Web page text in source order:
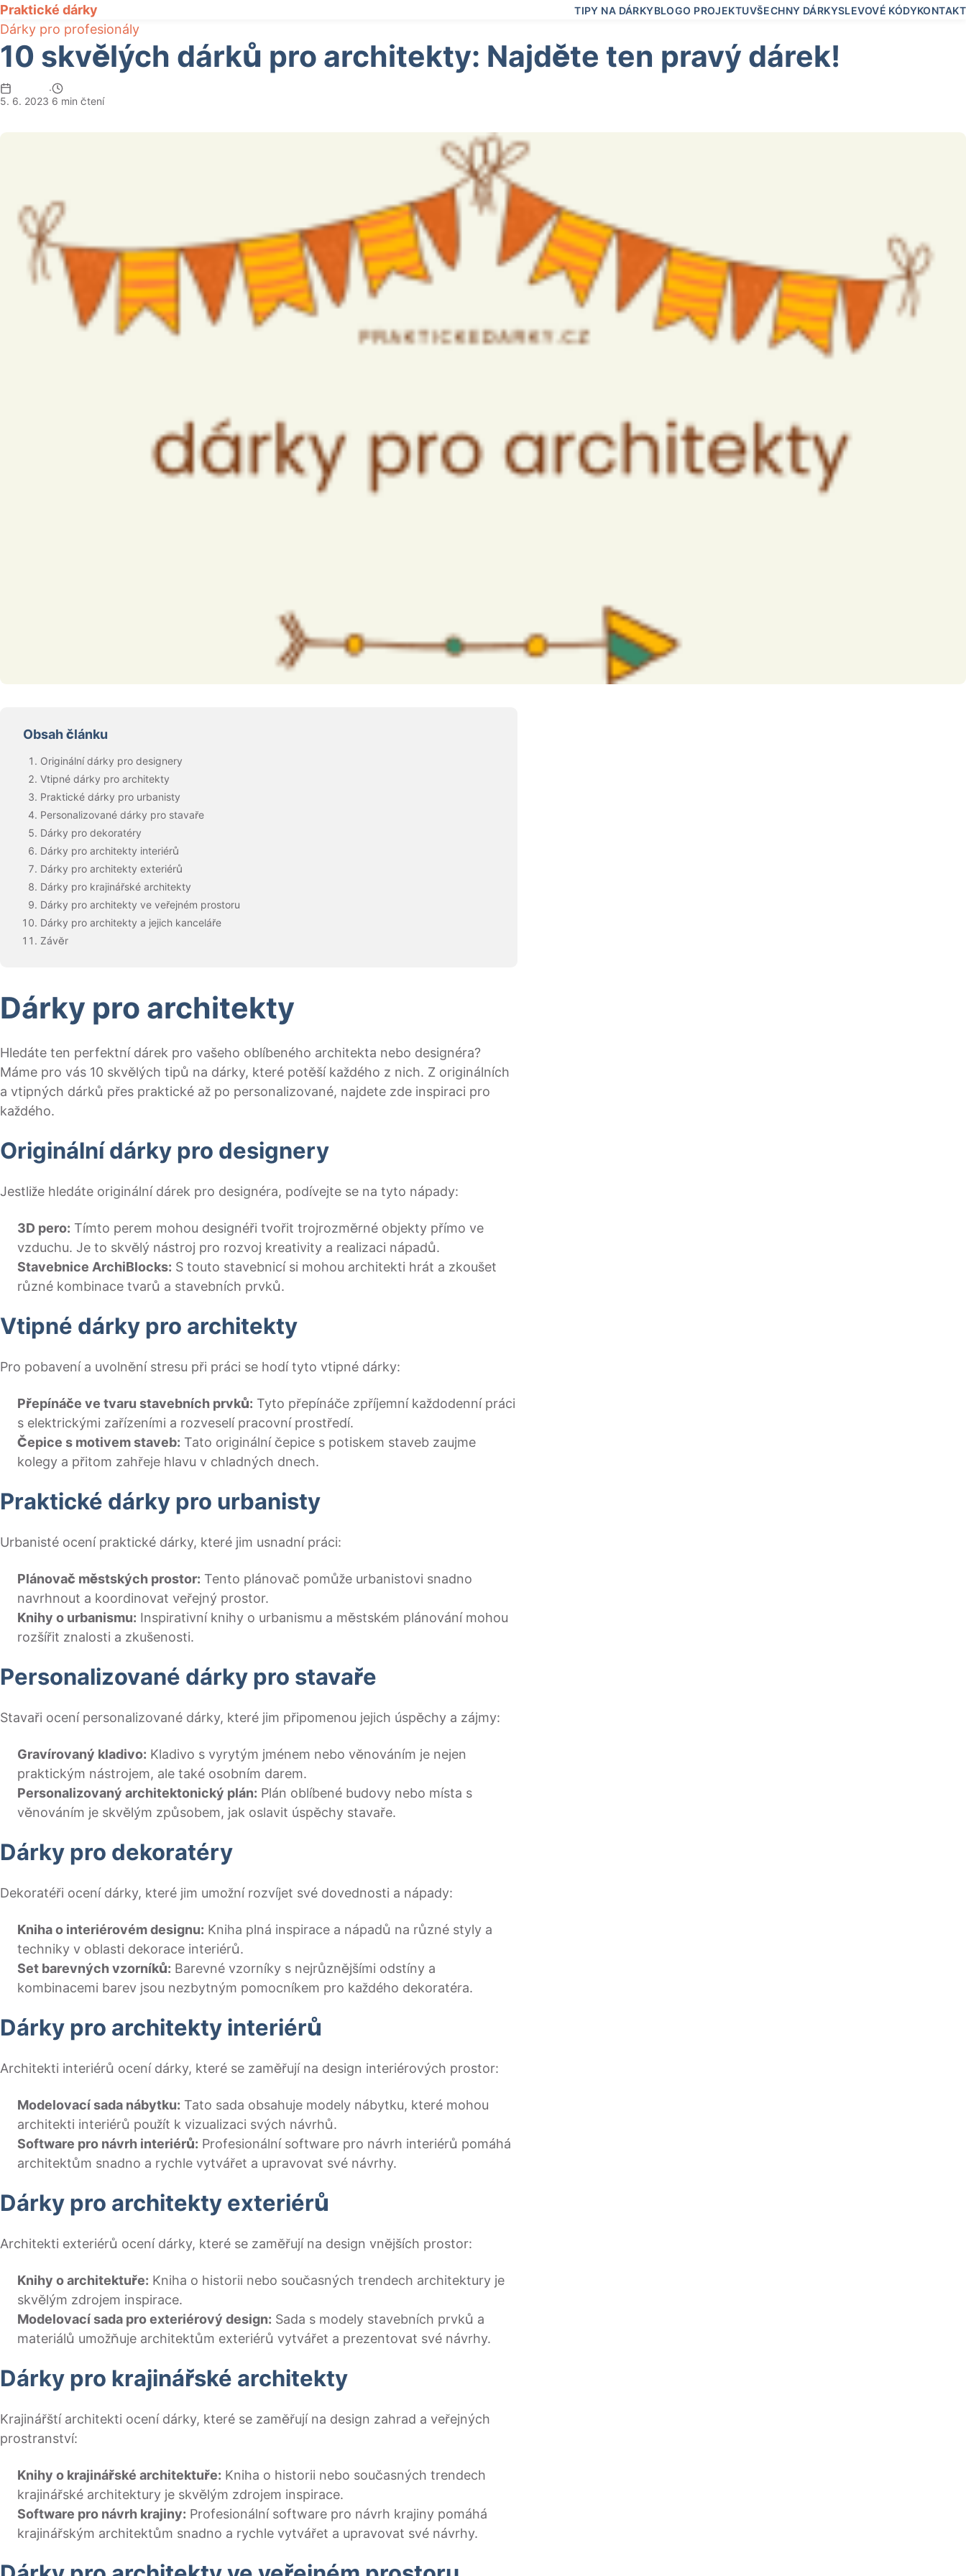
Praktické dárky TIPY NA DÁRKYBLOGO PROJEKTUVŠECHNY DÁRKYSLEVOVÉ KÓDYKONTAKT
Dárky pro profesionály
10 skvělých dárků pro architekty: Najděte ten pravý dárek!
5. 6. 2023
·
6 min čtení
Obsah článku
Originální dárky pro designery
Vtipné dárky pro architekty
Praktické dárky pro urbanisty
Personalizované dárky pro stavaře
Dárky pro dekoratéry
Dárky pro architekty interiérů
Dárky pro architekty exteriérů
Dárky pro krajinářské architekty
Dárky pro architekty ve veřejném prostoru
Dárky pro architekty a jejich kanceláře
Závěr
Dárky pro architekty
Hledáte ten perfektní dárek pro vašeho oblíbeného architekta nebo designéra?
Máme pro vás 10 skvělých tipů na dárky, které potěší každého z nich. Z originálních
a vtipných dárků přes praktické až po personalizované, najdete zde inspiraci pro
každého.
Originální dárky pro designery
Jestliže hledáte originální dárek pro designéra, podívejte se na tyto nápady:
3D pero: Tímto perem mohou designéři tvořit trojrozměrné objekty přímo ve
vzduchu. Je to skvělý nástroj pro rozvoj kreativity a realizaci nápadů.
Stavebnice ArchiBlocks: S touto stavebnicí si mohou architekti hrát a zkoušet
různé kombinace tvarů a stavebních prvků.
Vtipné dárky pro architekty
Pro pobavení a uvolnění stresu při práci se hodí tyto vtipné dárky:
Přepínáče ve tvaru stavebních prvků: Tyto přepínáče zpříjemní každodenní práci
s elektrickými zařízeními a rozveselí pracovní prostředí.
Čepice s motivem staveb: Tato originální čepice s potiskem staveb zaujme
kolegy a přitom zahřeje hlavu v chladných dnech.
Praktické dárky pro urbanisty
Urbanisté ocení praktické dárky, které jim usnadní práci:
Plánovač městských prostor: Tento plánovač pomůže urbanistovi snadno
navrhnout a koordinovat veřejný prostor.
Knihy o urbanismu: Inspirativní knihy o urbanismu a městském plánování mohou
rozšířit znalosti a zkušenosti.
Personalizované dárky pro stavaře
Stavaři ocení personalizované dárky, které jim připomenou jejich úspěchy a zájmy:
Gravírovaný kladivo: Kladivo s vyrytým jménem nebo věnováním je nejen
praktickým nástrojem, ale také osobním darem.
Personalizovaný architektonický plán: Plán oblíbené budovy nebo místa s
věnováním je skvělým způsobem, jak oslavit úspěchy stavaře.
Dárky pro dekoratéry
Dekoratéři ocení dárky, které jim umožní rozvíjet své dovednosti a nápady:
Kniha o interiérovém designu: Kniha plná inspirace a nápadů na různé styly a
techniky v oblasti dekorace interiérů.
Set barevných vzorníků: Barevné vzorníky s nejrůznějšími odstíny a
kombinacemi barev jsou nezbytným pomocníkem pro každého dekoratéra.
Dárky pro architekty interiérů
Architekti interiérů ocení dárky, které se zaměřují na design interiérových prostor:
Modelovací sada nábytku: Tato sada obsahuje modely nábytku, které mohou
architekti interiérů použít k vizualizaci svých návrhů.
Software pro návrh interiérů: Profesionální software pro návrh interiérů pomáhá
architektům snadno a rychle vytvářet a upravovat své návrhy.
Dárky pro architekty exteriérů
Architekti exteriérů ocení dárky, které se zaměřují na design vnějších prostor:
Knihy o architektuře: Kniha o historii nebo současných trendech architektury je
skvělým zdrojem inspirace.
Modelovací sada pro exteriérový design: Sada s modely stavebních prvků a
materiálů umožňuje architektům exteriérů vytvářet a prezentovat své návrhy.
Dárky pro krajinářské architekty
Krajinářští architekti ocení dárky, které se zaměřují na design zahrad a veřejných
prostranství:
Knihy o krajinářské architektuře: Kniha o historii nebo současných trendech
krajinářské architektury je skvělým zdrojem inspirace.
Software pro návrh krajiny: Profesionální software pro návrh krajiny pomáhá
krajinářským architektům snadno a rychle vytvářet a upravovat své návrhy.